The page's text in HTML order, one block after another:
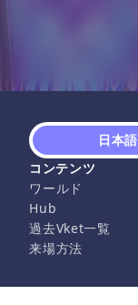
日本語
コンテンツ
ワールド
Hub
過去Vket一覧
来場方法